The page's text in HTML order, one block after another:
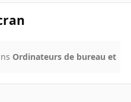
Ordinateurs de bureau et